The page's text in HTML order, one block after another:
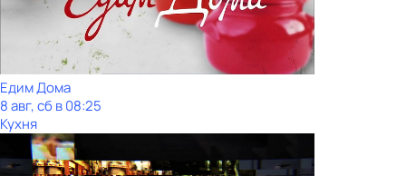
Едим Дома
8 авг, сб в 08:25
Кухня